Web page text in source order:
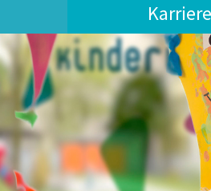
Karriere